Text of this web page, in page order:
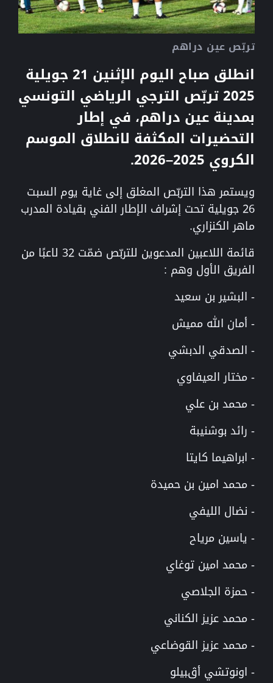
تربّص عين دراهم
انطلق صباح اليوم الإثنين 21 جويلية
2025 تربّص الترجي الرياضي التونسي
بمدينة عين دراهم، في إطار
التحضيرات المكثفة لانطلاق الموسم
الكروي 2025–2026.
ويستمر هذا التربّص المغلق إلى غاية يوم السبت
26 جويلية تحت إشراف الإطار الفني بقيادة المدرب
ماهر الكنزاري.
قائمة اللاعبين المدعوين للتربّص ضمّت 32 لاعبًا من
الفريق الأول وهم :
- البشير بن سعيد
- أمان الله مميش
- الصدقي الدبشي
- مختار العيفاوي
- محمد بن علي
- رائد بوشنيبة
- ابراهيما كايتا
- محمد امين بن حميدة
- نضال الليفي
- ياسين مرياح
- محمد امين توغاي
- حمزة الجلاصي
- محمد عزيز الكناني
- محمد عزيز القوضاعي
- اونوتشي أڨبيلو